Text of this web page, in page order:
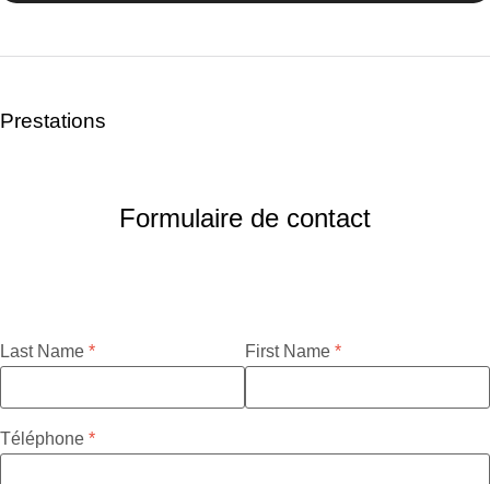
Prestations
Formulaire de contact
Last Name First Name
Téléphone